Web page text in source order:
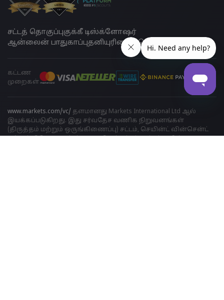
சட்டத் தொகுப்புகுக்கீ டிஸ்க்ளோஷர்
ஆன்லைன் பாதுகாப்புதனியுரிமைக் கொள்கை
கட்டண
முறைகள்
www.markets.com/vc/ தளமானது Markets International Ltd ஆல்
இயக்கப்படுகிறது. இது சர்வதேச வணிக நிறுவனங்கள்
(திருத்தம் மற்றும் ஒருங்கிணைப்பு) சட்டம், செயின்ட் வின்சென்ட்